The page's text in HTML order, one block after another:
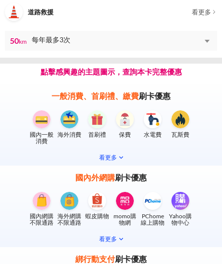
道路救援 看更多
50km 每年最多3次
點擊感興趣的主題圖示，查詢本卡完整優惠
一般消費、首刷禮、繳費刷卡優惠
國內一般
消費
海外消費 首刷禮 保費 水電費 瓦斯費
看更多
國內外網購刷卡優惠
國內網購
不限通路
海外網購
不限通路
蝦皮購物
momo購
物網
PChome
線上購物
Yahoo購
物中心
看更多
綁行動支付刷卡優惠